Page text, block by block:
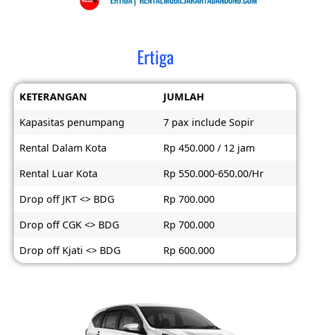
Ertiga
KETERANGAN
JUMLAH
Kapasitas penumpang
7 pax include Sopir
Rental Dalam Kota
Rp 450.000 / 12 jam
Rental Luar Kota
Rp 550.000-650.00/Hr
Drop off JKT <> BDG
Rp 700.000
Drop off CGK <> BDG
Rp 700.000
Drop off Kjati <> BDG
Rp 600.000